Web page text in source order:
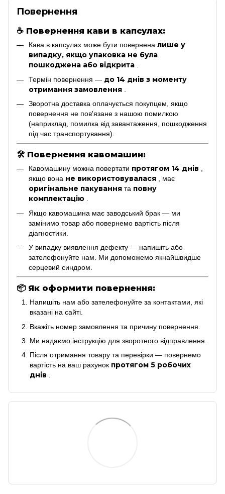
Повернення
☕ Повернення кави в капсулах:
Кава в капсулах може бути повернена лише у
випадку, якщо упаковка не була
пошкоджена або відкрита .
Термін повернення — до 14 днів з моменту
отримання замовлення
Зворотна доставка оплачується покупцем, якщо
повернення не пов'язане з нашою помилкою
(наприклад, помилка від завантаження, пошкодження
під час транспортування).
🛠 Повернення кавомашин:
Кавомашину можна повертати протягом 14 днів ,
якщо вона не використовувалася , має
оригінальне пакування та повну
комплектацію .
Якщо кавомашина має заводський брак — ми
замінимо товар або повернемо вартість після
діагностики.
У випадку виявлення дефекту — напишіть або
зателефонуйте нам. Ми допоможемо якнайшвидше
серцевий синдром.
📦Як оформити повернення:
Напишіть нам або зателефонуйте за контактами, які
вказані на сайті.
Вкажіть номер замовлення та причину повернення.
Ми надаємо інструкцію для зворотного відправлення.
Після отримання товару та перевірки — повернемо
вартість на ваш рахунок протягом 5 робочих
днів .